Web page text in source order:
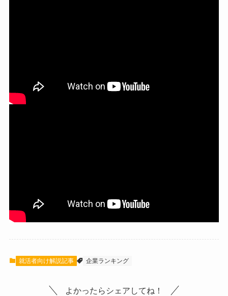
就活者向け解説記事 企業ランキング
よかったらシェアしてね！